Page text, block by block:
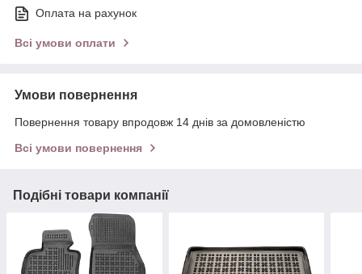
Оплата на рахунок
Всі умови оплати
Умови повернення
Повернення товару впродовж 14 днів за домовленістю
Всі умови повернення
Подібні товари компанії